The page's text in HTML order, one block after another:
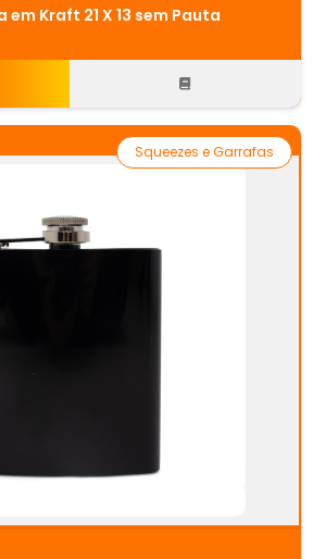
Kraft 21 X 13 sem Pauta
Squeezes e Garrafas